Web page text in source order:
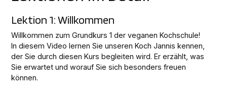
Lektion 1: Willkommen
Willkommen zum Grundkurs 1 der veganen Kochschule!
In diesem Video lernen Sie unseren Koch Jannis kennen,
der Sie durch diesen Kurs begleiten wird. Er erzählt, was
Sie erwartet und worauf Sie sich besonders freuen
können.